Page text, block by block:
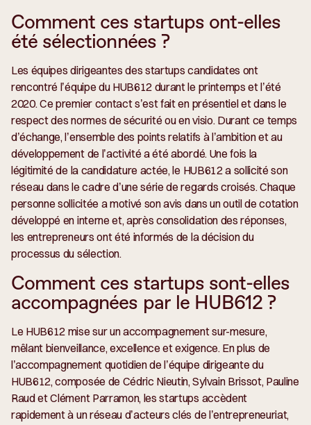
Comment ces startups ont-elles
été sélectionnées ?
Les équipes dirigeantes des startups candidates ont
rencontré l’équipe du HUB612 durant le printemps et l’été
2020. Ce premier contact s’est fait en présentiel et dans le
respect des normes de sécurité ou en visio. Durant ce temps
d’échange, l’ensemble des points relatifs à l’ambition et au
développement de l’activité a été abordé. Une fois la
légitimité de la candidature actée, le HUB612 a sollicité son
réseau dans le cadre d’une série de regards croisés. Chaque
personne sollicitée a motivé son avis dans un outil de cotation
développé en interne et, après consolidation des réponses,
les entrepreneurs ont été informés de la décision du
processus du sélection.
Comment ces startups sont-elles
accompagnées par le HUB612 ?
Le HUB612 mise sur un accompagnement sur-mesure,
mêlant bienveillance, excellence et exigence. En plus de
l’accompagnement quotidien de l’équipe dirigeante du
HUB612, composée de Cédric Nieutin, Sylvain Brissot, Pauline
Raud et Clément Parramon, les startups accèdent
rapidement à un réseau d’acteurs clés de l’entrepreneuriat,